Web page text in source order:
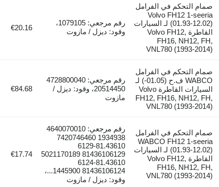
صمام التحكم في الفرامل
Volvo FH12 1-seeria
(01.93-12.02) لـ السيارات
القاطرة Volvo FH12,
FH16, NH12, FH,
VNL780 (1993-2014)
رقم مرجعي: 1079105،
وقود: ديزل / مازوت
€20.16
صمام التحكم في الفرامل
WABCO ف.ح (01.05-) لـ
السيارات القاطرة Volvo
FH12, FH16, NH12, FH,
VNL780 (1993-2014)
رقم مرجعي: 4728800040
20514450، وقود: ديزل /
مازوت
€84.68
صمام التحكم في الفرامل
WABCO FH12 1-seeria
(01.93-12.02) لـ السيارات
القاطرة Volvo FH12,
FH16, NH12, FH,
VNL780 (1993-2014)
رقم مرجعي: 4640070010
1934938 7420746460
81.43610-6129
81436106129 5021170189
81.43610-6124
81436106124 1445900...،
وقود: ديزل / مازوت
€17.74